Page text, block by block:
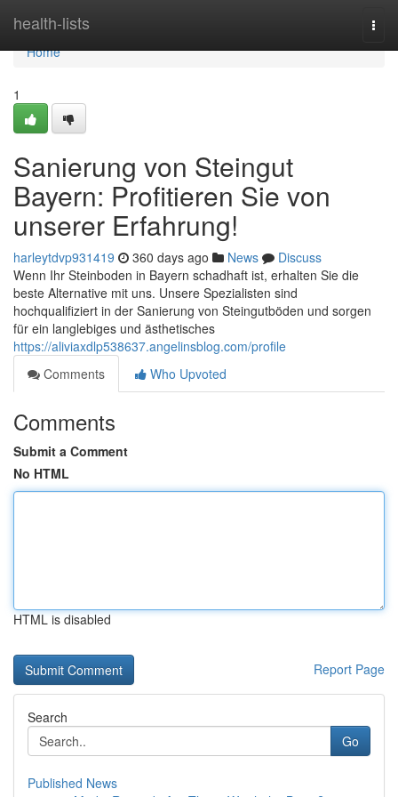
health-lists
Home
Home
1
Sanierung von Steingut
Bayern: Profitieren Sie von
unserer Erfahrung!
harleytdvp931419 360 days ago News
Discuss
Wenn Ihr Steinboden in Bayern schadhaft ist, erhalten Sie die
beste Alternative mit uns. Unsere Spezialisten sind
hochqualifiziert in der Sanierung von Steingutböden und sorgen
für ein langlebiges und ästhetisches
https://aliviaxdlp538637.angelinsblog.com/profile
Comments
Who Upvoted
Comments
Submit a Comment
No HTML
HTML is disabled
Report Page
Search
Go
Published News